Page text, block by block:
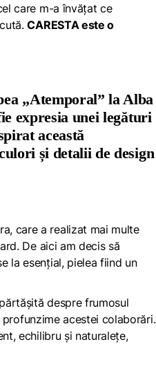
care m-a învățat ce
CARESTA este o
„Atemporal” la Alba
expresia unei legături
această
și detalii de design
care a realizat mai multe
De aici am decis să
la esențial, pielea fiind un
despre frumosul
acestei colaborări.
echilibru și naturalețe,